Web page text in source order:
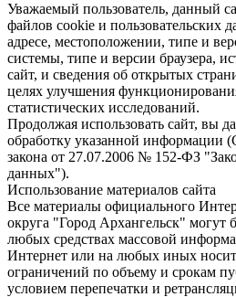
Уважаемый пользователь, данный
файлов cookie и
адресе, местоположении, типе и
системы, типе и версии браузера,
сайт, и сведения об открытых
целях улучшения
статистических исследований.
Продолжая использовать сайт, вы
обработку указанной информации
закона от 27.07.2006 № 152-ФЗ
данных").
Использование материалов сайта
Все материалы официального
округа "Город Архангельск" могут
любых средствах массовой
Интернет или на любых иных
ограничений по объему и срокам
условием перепечатки и